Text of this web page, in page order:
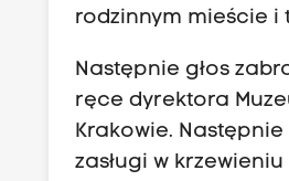
rodzinnym mieście i
Następnie głos
ręce dyrektora
Krakowie.
zasługi w